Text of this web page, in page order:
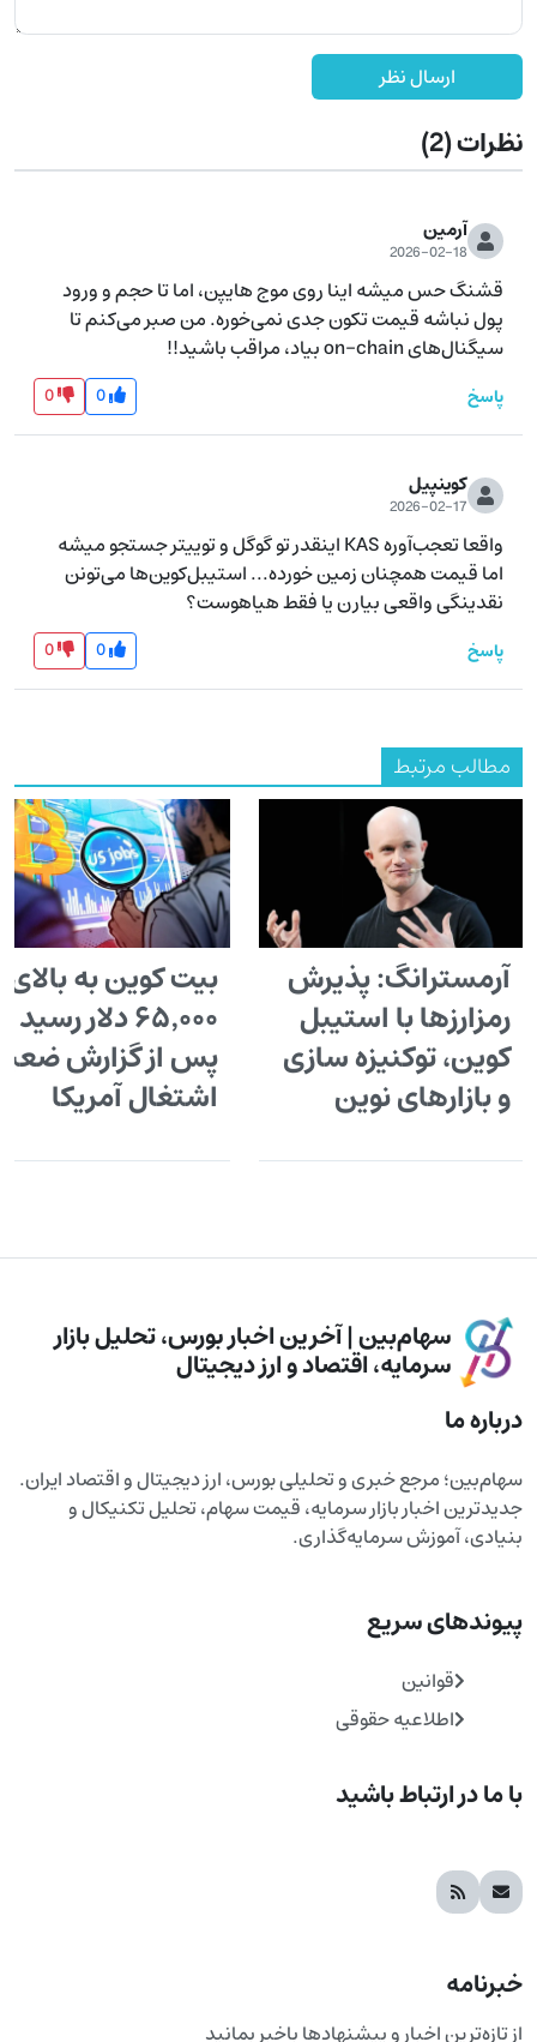
ارسال نظر
نظرات(2)
آرمین
2026-02-18
سیگنال‌های on-chain بیاد، مراقب باشید!!
پاسخ 0
0
کوینپیل
2026-02-17
نقدینگی واقعی بیارن یا فقط هیاهوست؟
پاسخ 0
0
مطالب مرتبط
آرمسترانگ: پذیرش
رمزارزها با استیبل
کوین، توکنیزه سازی
و بازارهای نوین
بیت کوین به بالای
۶۵٬۰۰۰ دلار رسید
پس از گزارش
اشتغال آمریکا
سهام‌بین | آخرین اخبار بورس، تحلیل بازار
سرمایه، اقتصاد و ارز دیجیتال
درباره ما
سهام‌بین؛ مرجع خبری و تحلیلی بورس، ارز دیجیتال و اقتصاد ایران.
جدیدترین اخبار بازار سرمایه، قیمت سهام، تحلیل تکنیکال و
بنیادی، آموزش سرمایه‌گذاری.
پیوندهای سریع
قوانین
اطلاعیه حقوقی
با ما در ارتباط باشید
خبرنامه
از تازه‌ترین اخبار و پیشنهادها باخبر بمانید